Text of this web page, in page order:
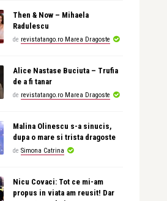
Then & Now – Mihaela
Radulescu
de revistatango.ro Marea Dragoste
Alice Nastase Buciuta – Trufia
de a fi tanar
de revistatango.ro Marea Dragoste
Malina Olinescu s-a sinucis,
dupa o mare si trista dragoste
de Simona Catrina
Nicu Covaci: Tot ce mi-am
propus in viata am reusit! Dar